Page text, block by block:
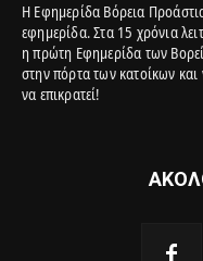
Η Εφημερίδα Βόρεια
εφημερίδα. Στα 15 χρόνια
η πρώτη Εφημερίδα των
στην πόρτα των κατοίκων και
να επικρατεί!